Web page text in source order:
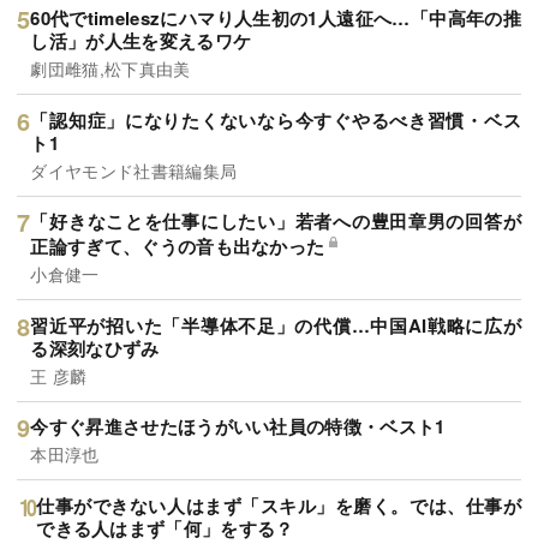
60代でtimeleszにハマり人生初の1人遠征へ…「中高年の推
し活」が人生を変えるワケ
劇団雌猫,松下真由美
「認知症」になりたくないなら今すぐやるべき習慣・ベス
ト1
ダイヤモンド社書籍編集局
「好きなことを仕事にしたい」若者への豊田章男の回答が
正論すぎて、ぐうの音も出なかった
小倉健一
習近平が招いた「半導体不足」の代償…中国AI戦略に広が
る深刻なひずみ
王 彦麟
今すぐ昇進させたほうがいい社員の特徴・ベスト1
本田淳也
仕事ができない人はまず「スキル」を磨く。では、仕事が
できる人はまず「何」をする？